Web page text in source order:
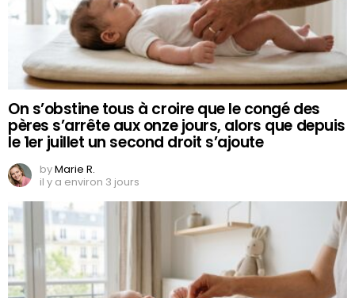
On s’obstine tous à croire que le congé des
pères s’arrête aux onze jours, alors que depuis
le 1er juillet un second droit s’ajoute
byMarie R.
il y a environ 3 jours